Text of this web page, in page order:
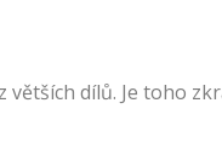
dílů. Je toho